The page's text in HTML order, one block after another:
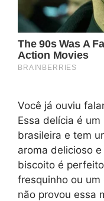
Você já ouviu
Essa delícia é
brasileira e tem
aroma delicioso
biscoito é
fresquinho ou um
não provou essa